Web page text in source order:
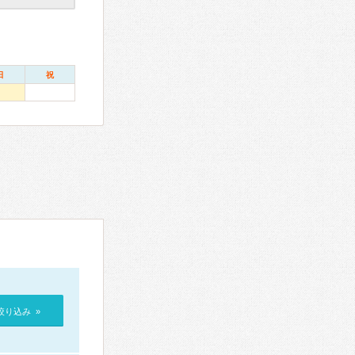
祝
り込み »